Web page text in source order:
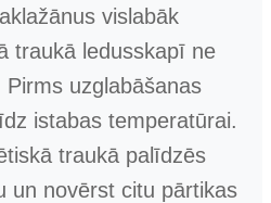
vislabāk
traukā ledusskapī ne
uzglabāšanas
istabas temperatūrai.
traukā palīdzēs
un novērst citu pārtikas